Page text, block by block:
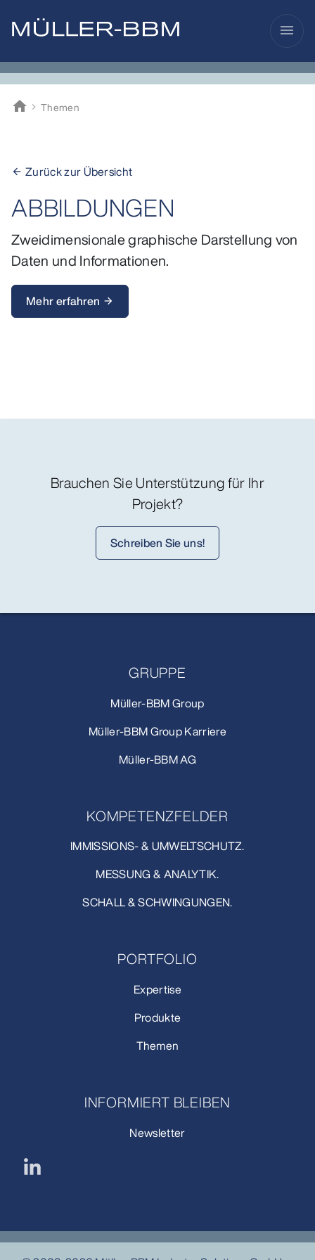
menu
home
Müller-BBM
Themen
arrow_back Zurück zur Übersicht
ABBILDUNGEN
Zweidimensionale graphische Darstellung von
Daten und Informationen.
Mehr erfahren arrow_forward
Brauchen Sie Unterstützung für Ihr
Projekt?
Schreiben Sie uns!
GRUPPE
Müller-BBM Group
Müller-BBM Group Karriere
Müller-BBM AG
KOMPETENZFELDER
IMMISSIONS- & UMWELTSCHUTZ.
MESSUNG & ANALYTIK.
SCHALL & SCHWINGUNGEN.
PORTFOLIO
Expertise
Produkte
Themen
INFORMIERT BLEIBEN
Newsletter